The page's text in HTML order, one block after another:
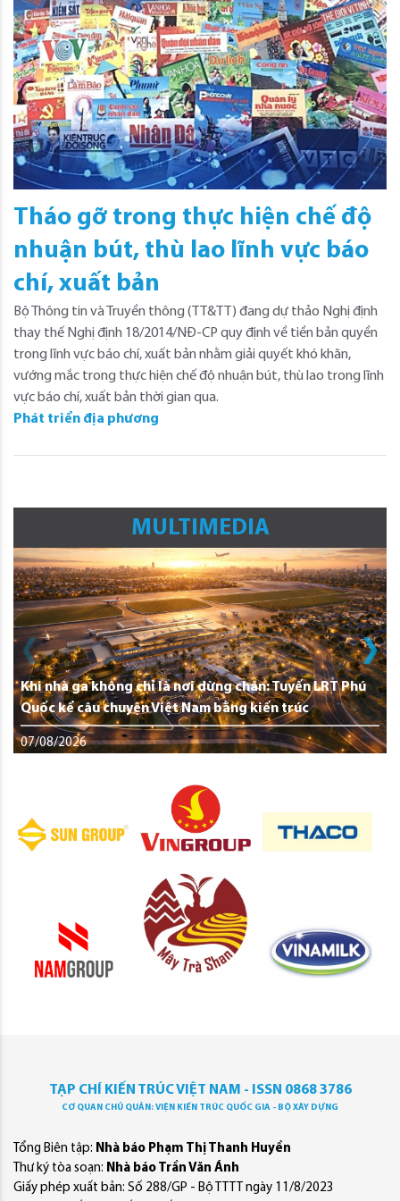
Tháo gỡ trong thực hiện chế độ
nhuận bút, thù lao lĩnh vực báo
chí, xuất bản
Bộ Thông tin và Truyền thông (TT&TT) đang dự thảo Nghị định
thay thế Nghị định 18/2014/NĐ-CP quy định về tiền bản quyền
trong lĩnh vực báo chí, xuất bản nhằm giải quyết khó khăn,
vướng mắc trong thực hiện chế độ nhuận bút, thù lao trong lĩnh
vực báo chí, xuất bản thời gian qua.
Phát triển địa phương
MULTIMEDIA
Khi nhà ga không chỉ là nơi dừng chân: Tuyến LRT Phú
Quốc kể câu chuyện Việt Nam bằng kiến trúc
07/08/2026
TẠP CHÍ KIẾN TRÚC VIỆT NAM - ISSN 0868 3786
CƠ QUAN CHỦ QUẢN: VIỆN KIẾN TRÚC QUỐC GIA - BỘ XÂY DỰNG
Tổng Biên tập: Nhà báo Phạm Thị Thanh Huyền
Thư ký tòa soạn: Nhà báo Trần Văn Ánh
Giấy phép xuất bản: Số 288/GP - Bộ TTTT ngày 11/8/2023